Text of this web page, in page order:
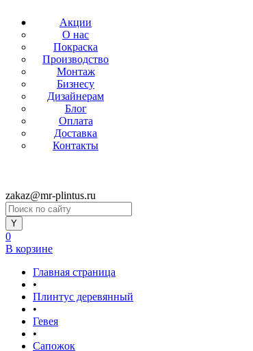
Акции
О нас
Покраска
Производство
Монтаж
Бизнесу
Дизайнерам
Блог
Оплата
Доставка
Контакты
zakaz@mr-plintus.ru
0
В корзине
Главная страница
•
Плинтус деревянный
•
Гевея
•
Сапожок